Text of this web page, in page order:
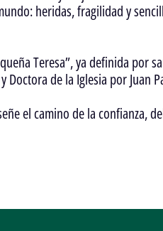
heridas, fragilidad y
Teresa”, ya definida por
de la Iglesia por Juan
el camino de la confianza,